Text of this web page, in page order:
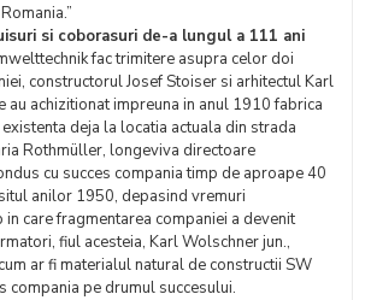
si coborasuri de-a lungul a 111 ani
fac trimitere asupra celor doi
constructorul Josef Stoiser si arhitectul Karl
au achizitionat impreuna in anul 1910 fabrica
deja la locatia actuala din strada
Rothmüller, longeviva directoare
cu succes compania timp de aproape 40
anilor 1950, depasind vremuri
care fragmentarea companiei a devenit
fiul acesteia, Karl Wolschner jun.,
ar fi materialul natural de constructii SW
compania pe drumul succesului.